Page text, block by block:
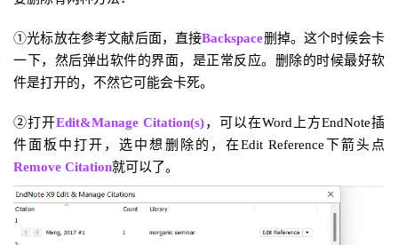
①光标放在参考文献后面，直接Backspace删掉。这个时候会卡
一下， 然后弹出软件的界面，是正常反应。删除的时候最好软
件是打开的，不然它可能会卡死。
②打开Edit&Manage Citation(s)，可以在Word上方EndNote插
件面板中打开，选中想删除的，在Edit Reference下箭头点
Remove Citation就可以了。